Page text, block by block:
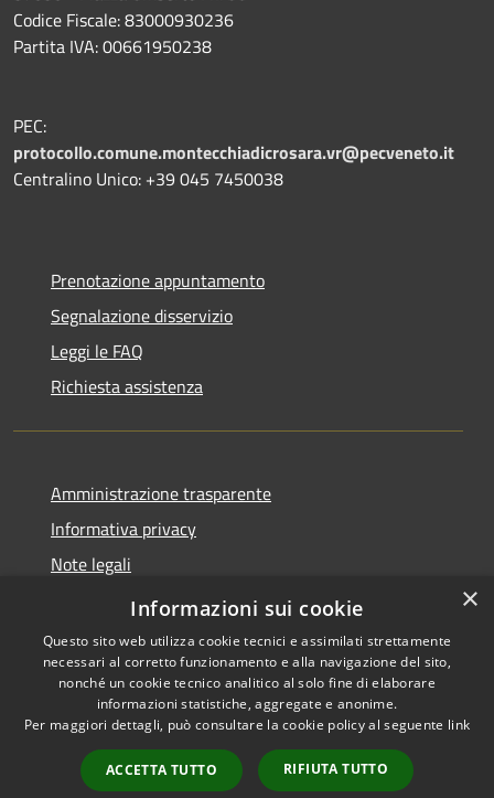
Codice Fiscale: 83000930236
Partita IVA: 00661950238
PEC:
protocollo.comune.montecchiadicrosara.vr@pecveneto.it
Centralino Unico: +39 045 7450038
Prenotazione appuntamento
Segnalazione disservizio
Leggi le FAQ
Richiesta assistenza
Amministrazione trasparente
Informativa privacy
Note legali
Dichiarazione di accessibilità
Accessibilità
Copyright © 2026 • Comune di
Montecchia di Crosara •
Powered byMunicipium
Accesso redazione
×
Informazioni sui cookie
Questo sito web utilizza cookie tecnici e assimilati strettamente
necessari al corretto funzionamento e alla navigazione del sito,
nonché un cookie tecnico analitico al solo fine di elaborare
informazioni statistiche, aggregate e anonime.
Per maggiori dettagli, può consultare la cookie policy al seguente link
ACCETTA TUTTO RIFIUTA TUTTO